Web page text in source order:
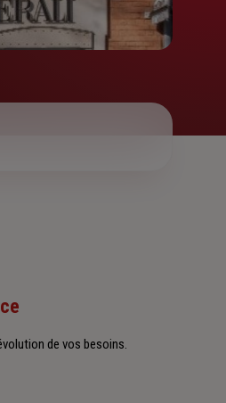
de vos besoins.